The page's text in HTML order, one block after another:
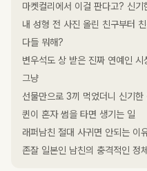
다들 뭐해?
변우석도 상 받은 진짜 연예인 시
그냥
선물만으로 3끼 먹었더니 신기
퀸이 혼자 썸을 타면 생기는 일
래퍼남친 절대 사귀면 안되는 이
존잘 일본인 남친의 충격적인 정